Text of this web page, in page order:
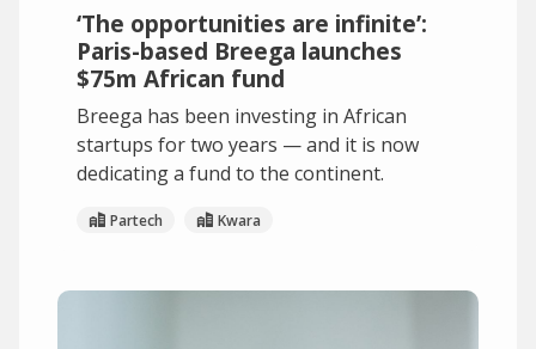
‘The opportunities are infinite’:
Paris-based Breega launches
$75m African fund
Breega has been investing in African
startups for two years — and it is now
dedicating a fund to the continent.
Partech Kwara